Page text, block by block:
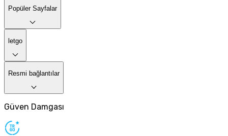
Popüler Sayfalar
letgo
Resmi bağlantılar
Güven Damgası